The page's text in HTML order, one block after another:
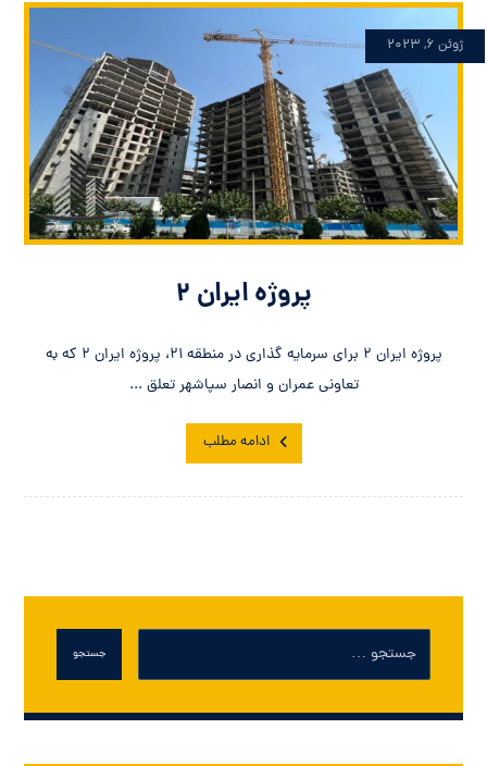
پروژه ایران ۲
ژوئن ۶, ۲۰۲۳
پروژه ایران ۲ برای سرمایه گذاری در منطقه ۲۱، پروژه ایران ۲ که به
تعاونی عمران و انصار سپاشهر تعلق ...
ادامه مطلب
جستجو